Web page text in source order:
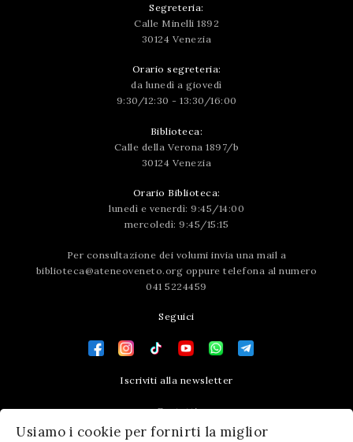
Usiamo i cookie per fornirti la miglior
Segreteria:
Calle Minelli 1892
30124 Venezia
Orario segreteria:
da lunedì a giovedì
9:30/12:30 - 13:30/16:00
Biblioteca:
Calle della Verona 1897/b
30124 Venezia
Orario Biblioteca:
lunedì e venerdì: 9:45/14:00
mercoledì: 9:45/15:15
Per consultazione dei volumi invia una mail a
biblioteca@ateneoveneto.org oppure telefona al numero
041 5224459
Seguici
Iscriviti alla newsletter
Contatti